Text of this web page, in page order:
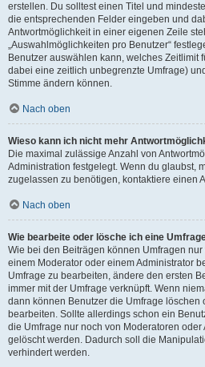
erstellen. Du solltest einen Titel und
die entsprechenden Felder eingeben und
Antwortmöglichkeit in einer eigenen Zeile
„Auswahlmöglichkeiten pro Benutzer“
Benutzer auswählen kann, welches Zeitlimit
dabei eine zeitlich unbegrenzte Umfrage)
Stimme ändern können.
Nach oben
Wieso kann ich nicht mehr
Die maximal zulässige Anzahl von
Administration festgelegt. Wenn du glaubst,
zugelassen zu benötigen, kontaktiere einen
Nach oben
Wie bearbeite oder lösche ich eine
Wie bei den Beiträgen können Umfragen
einem Moderator oder einem Administrator
Umfrage zu bearbeiten, ändere den ersten
immer mit der Umfrage verknüpft. Wenn
dann können Benutzer die Umfrage löschen
bearbeiten. Sollte allerdings schon ein
die Umfrage nur noch von Moderatoren
gelöscht werden. Dadurch soll die
verhindert werden.